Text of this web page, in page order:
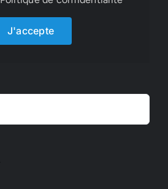
J'accepte